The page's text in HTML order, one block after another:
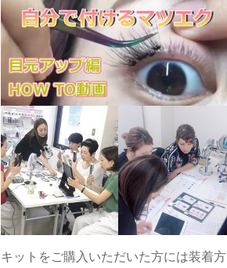
キットをご購入いただいた方には装着方